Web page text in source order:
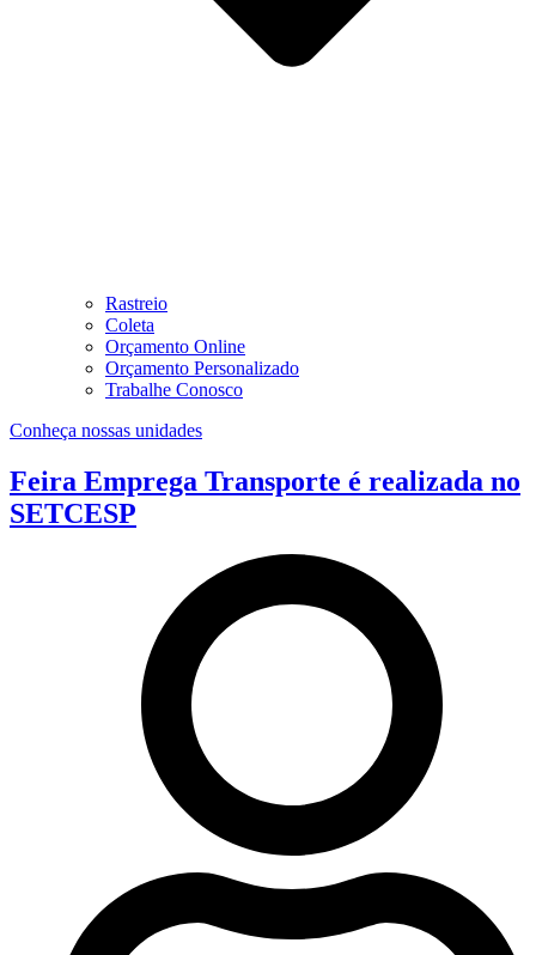
Rastreio
Coleta
Orçamento Online
Orçamento Personalizado
Trabalhe Conosco
Conheça nossas unidades
Feira Emprega Transporte é realizada no
SETCESP